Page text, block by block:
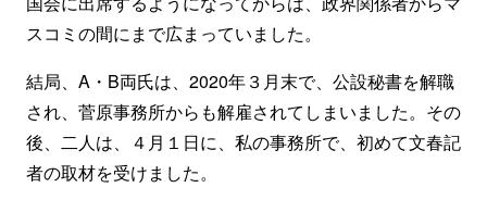
スコミの間にまで広まっていました。
結局、A・B両氏は、2020年３月末で、公設秘書を解職
され、菅原事務所からも解雇されてしまいました。その
後、二人は、４月１日に、私の事務所で、初めて文春記
者の取材を受けました。